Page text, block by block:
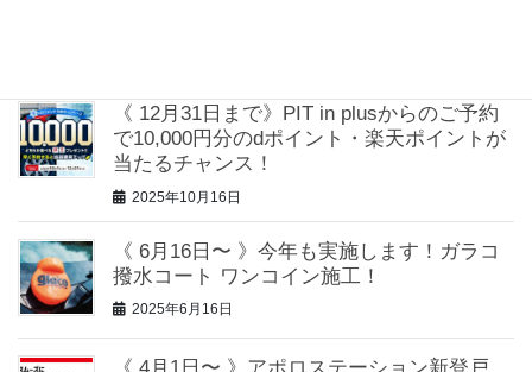
《 12月31日まで》PIT in plusからのご予約
で10,000円分のdポイント・楽天ポイントが
当たるチャンス！
2025年10月16日
《 6月16日〜 》今年も実施します！ガラコ
撥水コート ワンコイン施工！
2025年6月16日